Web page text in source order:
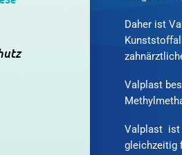
Daher ist
Valplast
Valplast ist
gleichzeitig